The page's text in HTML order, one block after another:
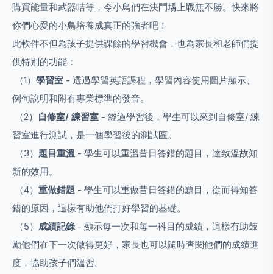
購買能量和武器咭等，令小鳥們在決鬥埸上戰無不勝。快來將
你們心愛的小鳥培養成真正的強者吧！
此軟件不但為孩子提供課餘的學習機會，也為家長和老師們提
供特別的功能：
（1） 學習室 - 透過學習英語課程，學習內容使用圖片顯示、
例句說明和附有專業標準的發音。
（2） 自修室/ 練習室 - 經過學習後，學生可以來到自修室/ 練
習室進行測試，是一個學習後的測試區。
（3） 題目重溫 - 學生可以重溫昔日答錯的題目，達致溫故知
新的效用。
（4） 重做錯題 - 學生可以重做昔日答錯的題目，從而得知答
錯的原因，這樣有助他們打好學習的基礎。
（5） 成績記錄 - 顯示每一次和每一科目的成績，這樣有助鼓
勵他們在下一次做得更好，家長也可以隨時查閱他們的成績進
度，協助孩子們溫習。